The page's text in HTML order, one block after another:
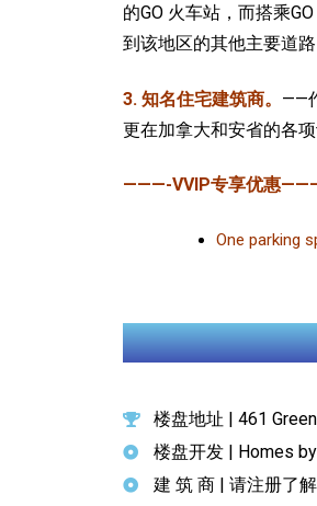
的GO 火车站，而搭乘
到该地区的其他主要道
3. 知名住宅建筑商。 ——
更在加拿大和安省的各
———-VVIP专享优惠
One parking
楼盘地址 | 461
楼盘开发 | Homes
建 筑 商 | 请注册了